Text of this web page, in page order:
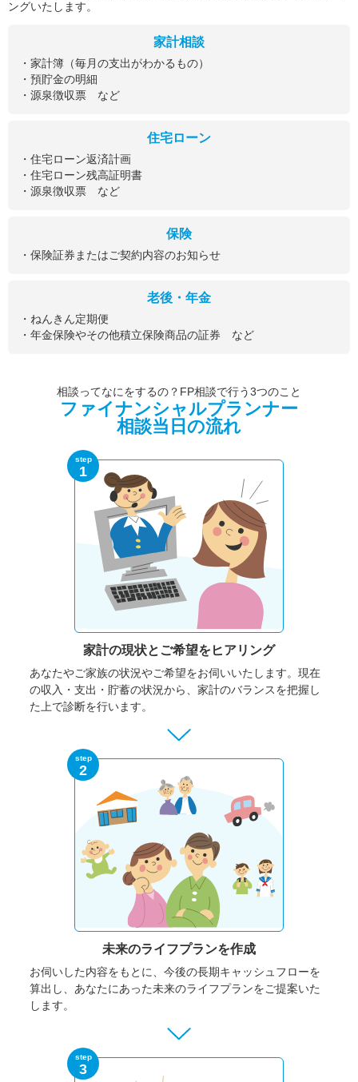
ングいたします。
家計相談
・家計簿（毎月の支出がわかるもの）
・預貯金の明細
・源泉徴収票 など
住宅ローン
・住宅ローン返済計画
・住宅ローン残高証明書
・源泉徴収票 など
保険
・保険証券またはご契約内容のお知らせ
老後・年金
・ねんきん定期便
・年金保険やその他積立保険商品の証券 など
相談ってなにをするの？FP相談で行う3つのこと
ファイナンシャルプランナー
相談当日の流れ
step
1
家計の現状と ご希望をヒアリング
あなたやご家族の状況やご希望をお伺いいたします。 現在
の収入・支出・貯蓄の状況から、家計のバランスを把握し
た上で診断を行います。
step
2
未来のライフプランを作成
お伺いした内容をもとに、今後の長期キャッシュフローを
算出し、あなたにあった未来のライフプランをご提案いた
します。
step
3